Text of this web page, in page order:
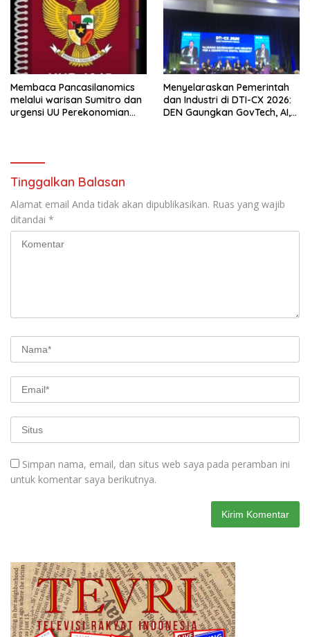
Membaca Pancasilanomics
melalui warisan Sumitro dan
urgensi UU Perekonomian
Menyelaraskan Pemerintah
dan Industri di DTI-CX 2026:
DEN Gaungkan GovTech, AI,
Tinggalkan Balasan
Alamat email Anda tidak akan dipublikasikan. Ruas yang wajib
ditandai *
Simpan nama, email, dan situs web saya pada peramban ini
untuk komentar saya berikutnya.